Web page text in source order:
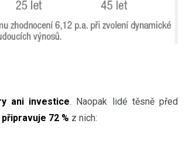
ani investice. Naopak lidé těsně před
72 % z nich: